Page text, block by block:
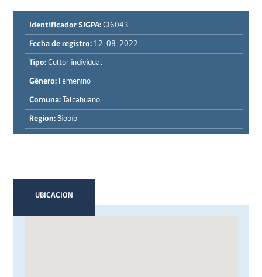
Identificador SIGPA: CI6043
Fecha de registro: 12-08-2022
Tipo: Cultor individual
Género: Femenino
Comuna: Talcahuano
Region: Biobío
UBICACION